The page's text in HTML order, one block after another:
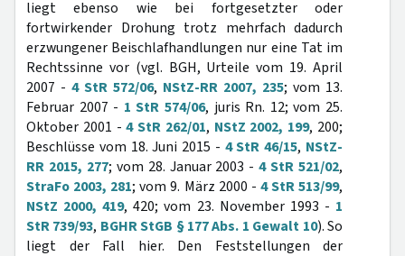
liegt ebenso wie bei fortgesetzter oder
fortwirkender Drohung trotz mehrfach dadurch
erzwungener Beischlafhandlungen nur eine Tat im
Rechtssinne vor (vgl. BGH, Urteile vom 19. April
2007 - 4 StR 572/06, NStZ-RR 2007, 235; vom 13.
Februar 2007 - 1 StR 574/06, juris Rn. 12; vom 25.
Oktober 2001 -4 StR 262/01, NStZ 2002, 199, 200;
Beschlüsse vom 18. Juni 2015 - 4 StR 46/15, NStZ-
RR 2015, 277; vom 28. Januar 2003 -4 StR 521/02,
StraFo 2003, 281; vom 9. März 2000 - 4 StR 513/99,
NStZ 2000, 419, 420; vom 23. November 1993 - 1
StR 739/93, BGHR StGB § 177 Abs. 1 Gewalt 10). So
liegt der Fall hier. Den Feststellungen der